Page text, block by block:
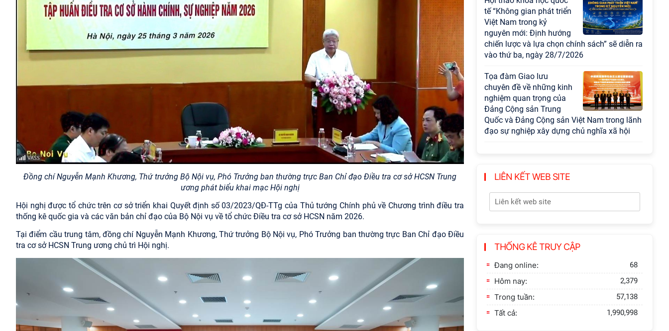
Đồng chí Nguyễn Mạnh Khương, Thứ trưởng Bộ Nội vụ, Phó Trưởng ban thường trực Ban Chỉ đạo Điều tra cơ sở HCSN Trung
ương phát biểu khai mạc Hội nghị
Hội nghị được tổ chức trên cơ sở triển khai Quyết định số 03/2023/QĐ-TTg của Thủ tướng Chính phủ về Chương trình điều tra
thống kê quốc gia và các văn bản chỉ đạo của Bộ Nội vụ về tổ chức Điều tra cơ sở HCSN năm 2026.
Tại điểm cầu trung tâm, đồng chí Nguyễn Mạnh Khương, Thứ trưởng Bộ Nội vụ, Phó Trưởng ban thường trực Ban Chỉ đạo Điều
tra cơ sở HCSN Trung ương chủ trì Hội nghị.
trong kỷ nguyên mới:
Định hướng chiến lược
và lựa chọn chính sách”
Khai quật công trường
khai thác đá xây dựng
Tôn
Thông báo bổ sung về
việc tuyển sinh đào tạo
trình độ tiến sĩ đợt 1 năm
2026
LIÊN KẾT WEB SITE
THỐNG KÊ TRUY CẬP
Đang online: 68
Hôm nay: 2,379
Trong tuần: 57,138
Tất cả: 1,990,998